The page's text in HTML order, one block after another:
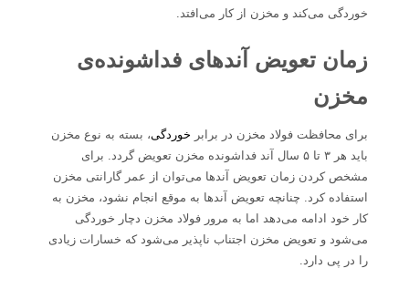
خوردگی می‌کند و مخزن از کار می‌افتد.
زمان تعویض آندهای فداشونده‌ی
مخزن
برای محافظت فولاد مخزن در برابر خوردگی، بسته به نوع مخزن
باید هر ۳ تا ۵ سال آند فداشونده مخزن تعویض گردد. برای
مشخص کردن زمان تعویض آندها می‌توان از عمر گارانتی مخزن
استفاده کرد. چنانچه تعویض آندها به موقع انجام نشود، مخزن به
کار خود ادامه می‌دهد اما به مرور فولاد مخزن دچار خوردگی
می‌شود و تعویض مخزن اجتناب ناپذیر می‌شود که خسارات زیادی
را در پی دارد.